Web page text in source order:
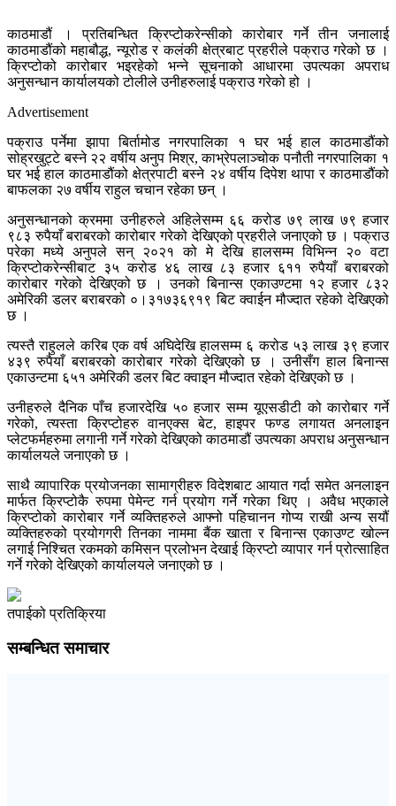
काठमाडौं । प्रतिबन्धित क्रिप्टोकरेन्सीको कारोबार गर्ने तीन जनालाई
काठमाडौंको महाबौद्ध, न्यूरोड र कलंकी क्षेत्रबाट प्रहरीले पक्राउ गरेको छ ।
क्रिप्टोको कारोबार भइरहेको भन्ने सूचनाको आधारमा उपत्यका अपराध
अनुसन्धान कार्यालयको टोलीले उनीहरुलाई पक्राउ गरेको हो ।
Advertisement
पक्राउ पर्नेमा झापा बिर्तामोड नगरपालिका १ घर भई हाल काठमाडौंको
सोह्रखुट्टे बस्ने २२ वर्षीय अनुप मिश्र, काभ्रेपलाञ्चोक पनौती नगरपालिका १
घर भई हाल काठमाडौंको क्षेत्रपाटी बस्ने २४ वर्षीय दिपेश थापा र काठमाडौंको
बाफलका २७ वर्षीय राहुल चचान रहेका छन् ।
अनुसन्धानको क्रममा उनीहरुले अहिलेसम्म ६६ करोड ७९ लाख ७९ हजार
९८३ रुपैयाँ बराबरको कारोबार गरेको देखिएको प्रहरीले जनाएको छ । पक्राउ
परेका मध्ये अनुपले सन् २०२१ को मे देखि हालसम्म विभिन्न २० वटा
क्रिप्टोकरेन्सीबाट ३५ करोड ४६ लाख ८३ हजार ६११ रुपैयाँ बराबरको
कारोबार गरेको देखिएको छ । उनको बिनान्स एकाउण्टमा १२ हजार ८३२
अमेरिकी डलर बराबरको ०।३१७३६९१९ बिट क्वाईन मौज्दात रहेको देखिएको
छ ।
त्यस्तै राहुलले करिब एक वर्ष अघिदेखि हालसम्म ६ करोड ५३ लाख ३९ हजार
४३९ रुपैयाँ बराबरको कारोबार गरेको देखिएको छ । उनीसँग हाल बिनान्स
एकाउन्टमा ६५१ अमेरिकी डलर बिट क्वाइन मौज्दात रहेको देखिएको छ ।
उनीहरुले दैनिक पाँच हजारदेखि ५० हजार सम्म यूएसडीटी को कारोबार गर्ने
गरेको, त्यस्ता क्रिप्टोहरु वानएक्स बेट, हाइपर फण्ड लगायत अनलाइन
प्लेटफर्महरुमा लगानी गर्ने गरेको देखिएको काठमाडौं उपत्यका अपराध अनुसन्धान
कार्यालयले जनाएको छ ।
साथै व्यापारिक प्रयोजनका सामाग्रीहरु विदेशबाट आयात गर्दा समेत अनलाइन
मार्फत क्रिप्टोकै रुपमा पेमेन्ट गर्न प्रयोग गर्ने गरेका थिए । अवैध भएकाले
क्रिप्टोको कारोबार गर्ने व्यक्तिहरुले आफ्नो पहिचानन गोप्य राखी अन्य सयौं
व्यक्तिहरुको प्रयोगगरी तिनका नाममा बैंक खाता र बिनान्स एकाउण्ट खोल्न
लगाई निश्चित रकमको कमिसन प्रलोभन देखाई क्रिप्टो व्यापार गर्न प्रोत्साहित
गर्ने गरेको देखिएको कार्यालयले जनाएको छ ।
तपाईको प्रतिक्रिया
सम्बन्धित समाचार